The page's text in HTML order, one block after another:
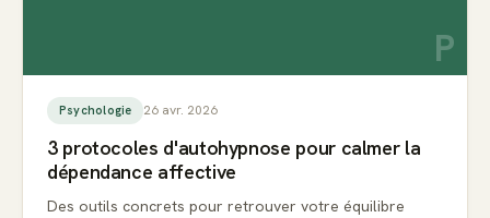
P
Psychologie 26 avr. 2026
3 protocoles d'autohypnose pour calmer la
dépendance affective
Des outils concrets pour retrouver votre équilibre